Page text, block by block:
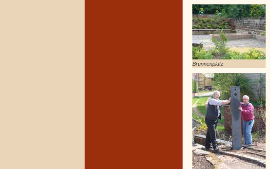
Brunnenplatz